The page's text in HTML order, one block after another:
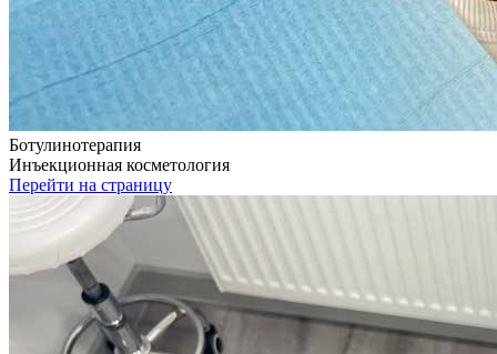
Ботулинотерапия
Инъекционная косметология
Перейти на страницу